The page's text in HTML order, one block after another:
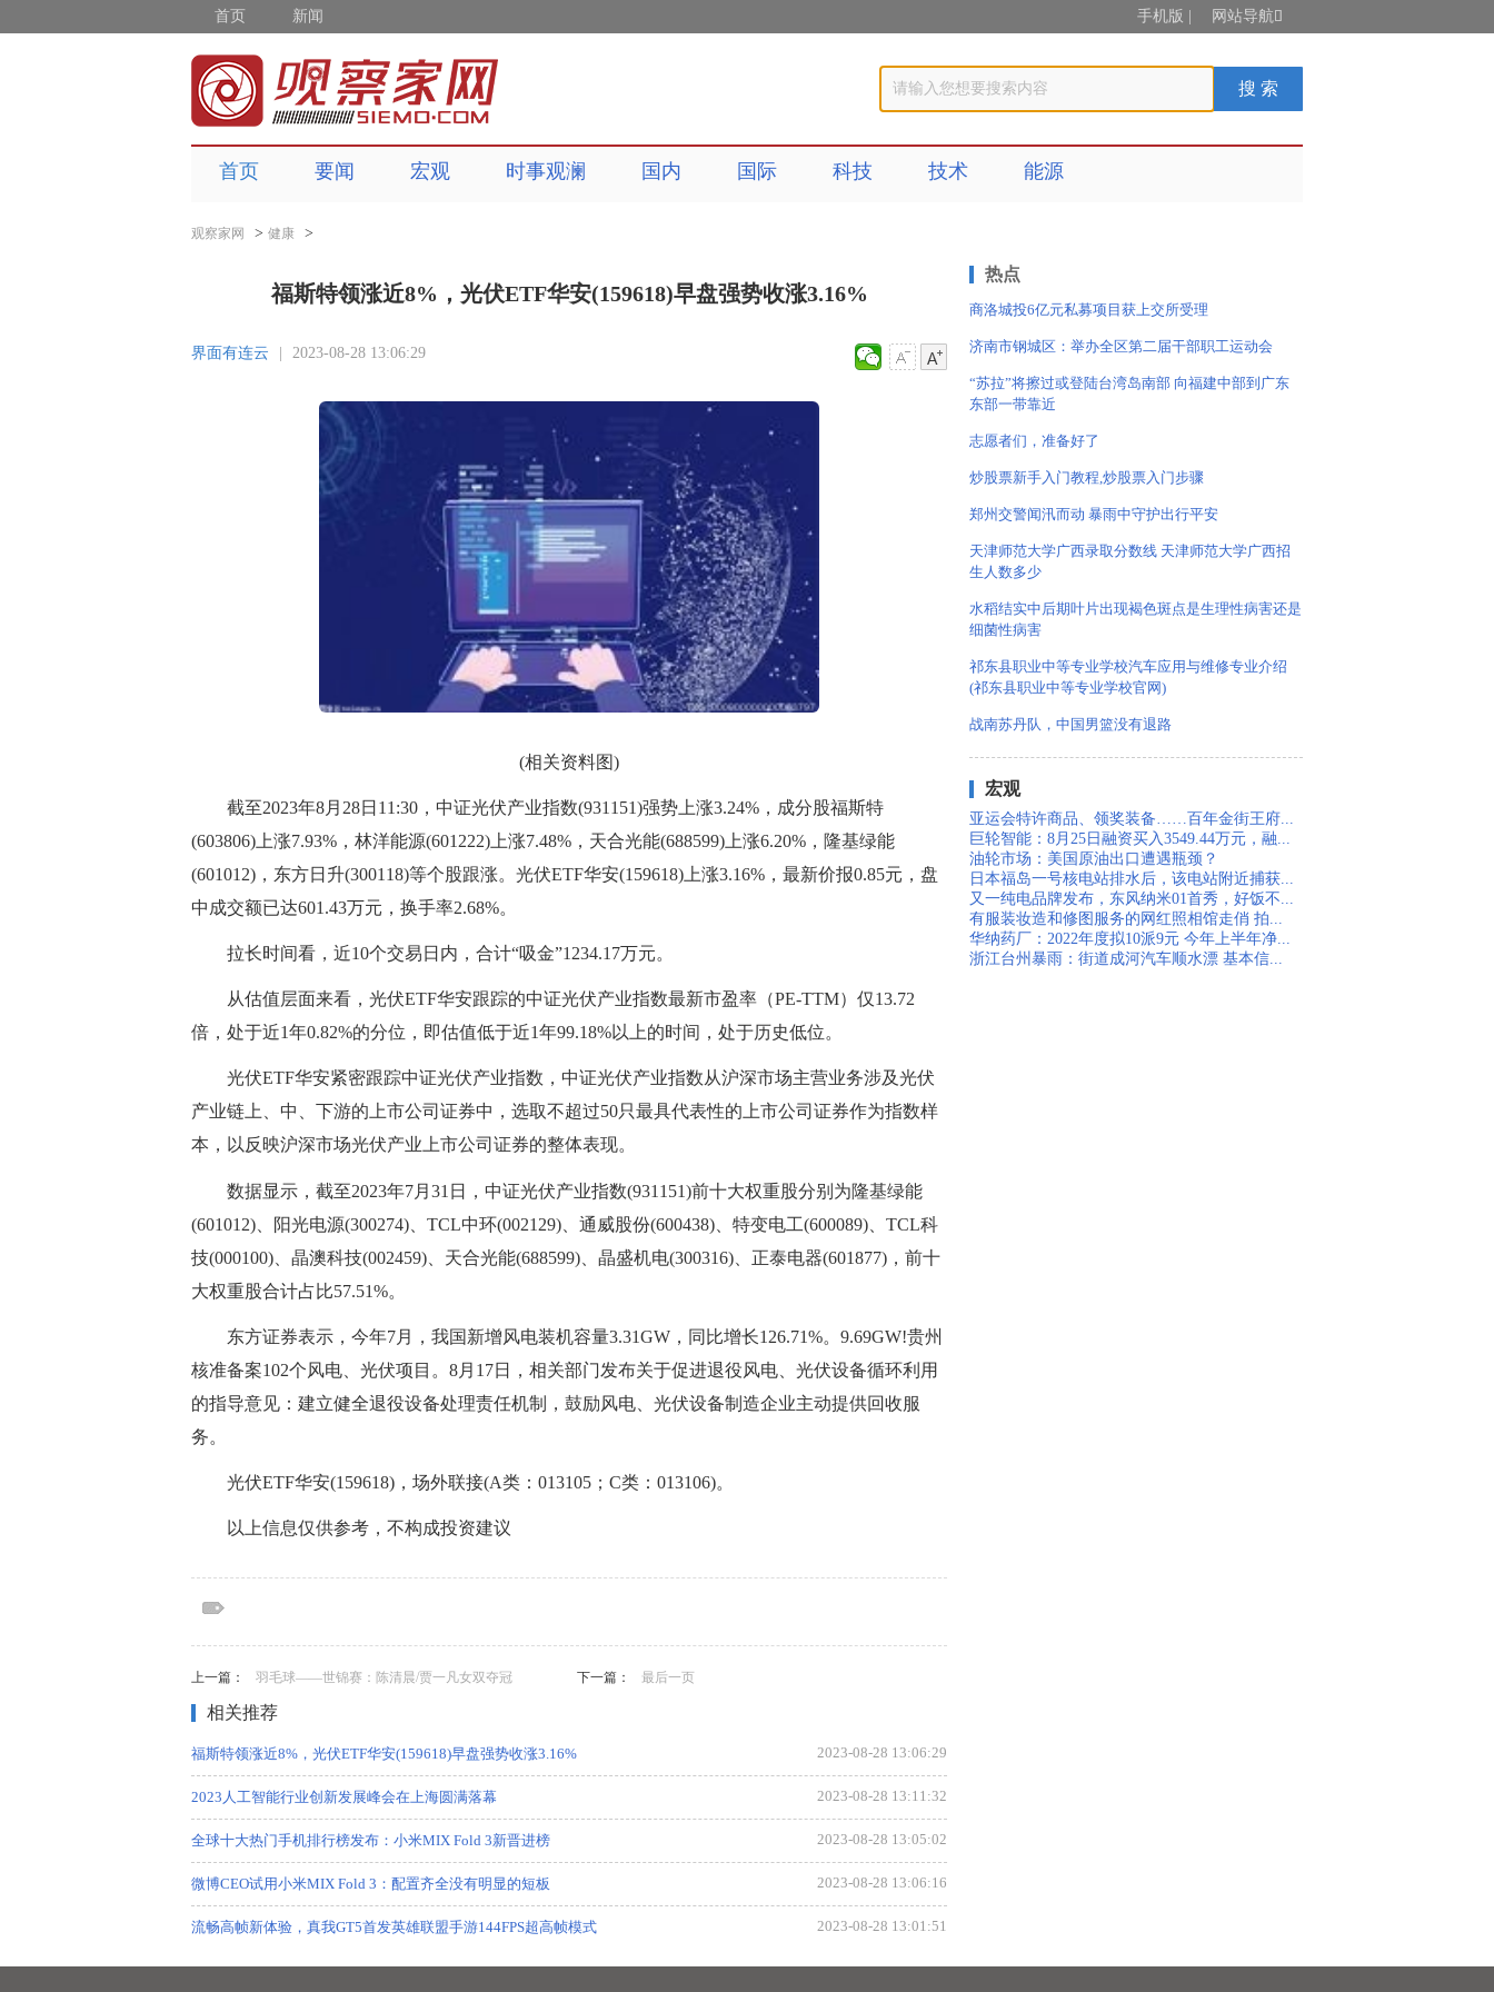
首页 新闻 手机版 网站导航
首页 要闻 宏观 时事观澜 国内 国际 科技 技术 能源
观察家网 > 健康 >
福斯特领涨近8%，光伏ETF华安(159618)早盘强势收涨3.16%
界面有连云 2023-08-28 13:06:29
(相关资料图)
截至2023年8月28日11:30，中证光伏产业指数(931151)强势上涨3.24%，成分股福斯特
(603806)上涨7.93%，林洋能源(601222)上涨7.48%，天合光能(688599)上涨6.20%，隆基绿能
(601012)，东方日升(300118)等个股跟涨。光伏ETF华安(159618)上涨3.16%，最新价报0.85元，盘
中成交额已达601.43万元，换手率2.68%。
拉长时间看，近10个交易日内，合计“吸金”1234.17万元。
从估值层面来看，光伏ETF华安跟踪的中证光伏产业指数最新市盈率（PE-TTM）仅13.72
倍，处于近1年0.82%的分位，即估值低于近1年99.18%以上的时间，处于历史低位。
光伏ETF华安紧密跟踪中证光伏产业指数，中证光伏产业指数从沪深市场主营业务涉及光伏
产业链上、中、下游的上市公司证券中，选取不超过50只最具代表性的上市公司证券作为指数样
本，以反映沪深市场光伏产业上市公司证券的整体表现。
数据显示，截至2023年7月31日，中证光伏产业指数(931151)前十大权重股分别为隆基绿能
(601012)、阳光电源(300274)、TCL中环(002129)、通威股份(600438)、特变电工(600089)、TCL科
技(000100)、晶澳科技(002459)、天合光能(688599)、晶盛机电(300316)、正泰电器(601877)，前十
大权重股合计占比57.51%。
东方证券表示，今年7月，我国新增风电装机容量3.31GW，同比增长126.71%。9.69GW!贵州
核准备案102个风电、光伏项目。8月17日，相关部门发布关于促进退役风电、光伏设备循环利用
的指导意见：建立健全退役设备处理责任机制，鼓励风电、光伏设备制造企业主动提供回收服
务。
光伏ETF华安(159618)，场外联接(A类：013105；C类：013106)。
以上信息仅供参考，不构成投资建议
费，互联网，科技，国际，文化，时事，社会，国内，健康，产业资讯，房产，体育。
上一篇： 羽毛球——世锦赛：陈清晨/贾一凡女双夺冠 下一篇： 最后一页
相关推荐
福斯特领涨近8%，光伏ETF华安(159618)早盘强势收涨3.16% 2023-08-28 13:06:29
2023人工智能行业创新发展峰会在上海圆满落幕 2023-08-28 13:11:32
全球十大热门手机排行榜发布：小米MIX Fold 3新晋进榜 2023-08-28 13:05:02
微博CEO试用小米MIX Fold 3：配置齐全没有明显的短板 2023-08-28 13:06:16
流畅高帧新体验，真我GT5首发英雄联盟手游144FPS超高帧模式 2023-08-28 13:01:51
梅兰竹菊金条价格今天多少一克（2023年08月28日） 2023-08-28 12:58:48
热点
商洛城投6亿元私募项目获上交所受理
济南市钢城区：举办全区第二届干部职工运动会
“苏拉”将擦过或登陆台湾岛南部 向福建中部到广东
东部一带靠近
志愿者们，准备好了
炒股票新手入门教程,炒股票入门步骤
郑州交警闻汛而动 暴雨中守护出行平安
天津师范大学广西录取分数线 天津师范大学广西招
生人数多少
水稻结实中后期叶片出现褐色斑点是生理性病害还是
细菌性病害
祁东县职业中等专业学校汽车应用与维修专业介绍
(祁东县职业中等专业学校官网)
战南苏丹队，中国男篮没有退路
宏观
亚运会特许商品、领奖装备……百年金街王府...
巨轮智能：8月25日融资买入3549.44万元，融...
油轮市场：美国原油出口遭遇瓶颈？
日本福岛一号核电站排水后，该电站附近捕获...
又一纯电品牌发布，东风纳米01首秀，好饭不...
有服装妆造和修图服务的网红照相馆走俏 拍...
华纳药厂：2022年度拟10派9元 今年上半年净...
浙江台州暴雨：街道成河汽车顺水漂 基本信...